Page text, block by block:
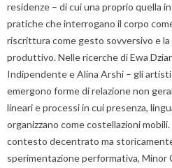
residenze – di cui una proprio quella
pratiche che interrogano il corpo
riscrittura come gesto sovversivo e
produttivo. Nelle ricerche di Ewa
Indipendente e Alina Arshi – gli
emergono forme di relazione non
lineari e processi in cui presenza,
organizzano come costellazioni
contesto decentrato ma
sperimentazione performativa, Minor